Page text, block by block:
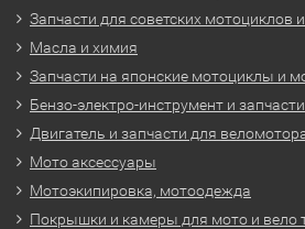
Запчасти для советских мотоциклов
Масла и химия
Запчасти на японские мотоциклы и
Бензо-электро-инструмент и запчасти
Двигатель и запчасти для
Мото аксессуары
Мотоэкипировка, мотоодежда
Покрышки и камеры для мото и вело